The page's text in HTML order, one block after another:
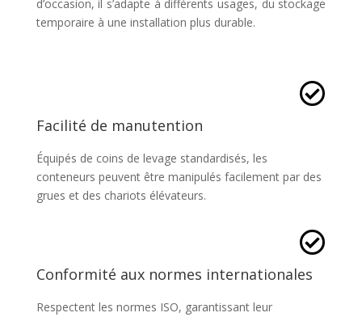
d’occasion, il s’adapte à différents usages, du stockage
temporaire à une installation plus durable.

Facilité de manutention
Équipés de coins de levage standardisés, les
conteneurs peuvent être manipulés facilement par des
grues et des chariots élévateurs.

Conformité aux normes internationales
Respectent les normes ISO, garantissant leur